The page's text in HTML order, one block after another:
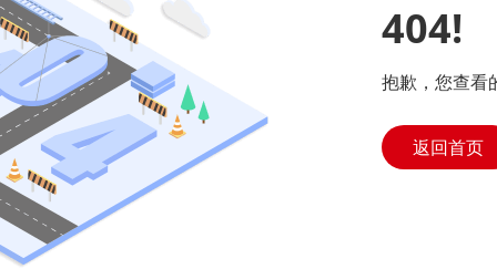
404!
抱歉，您查看
返回首页